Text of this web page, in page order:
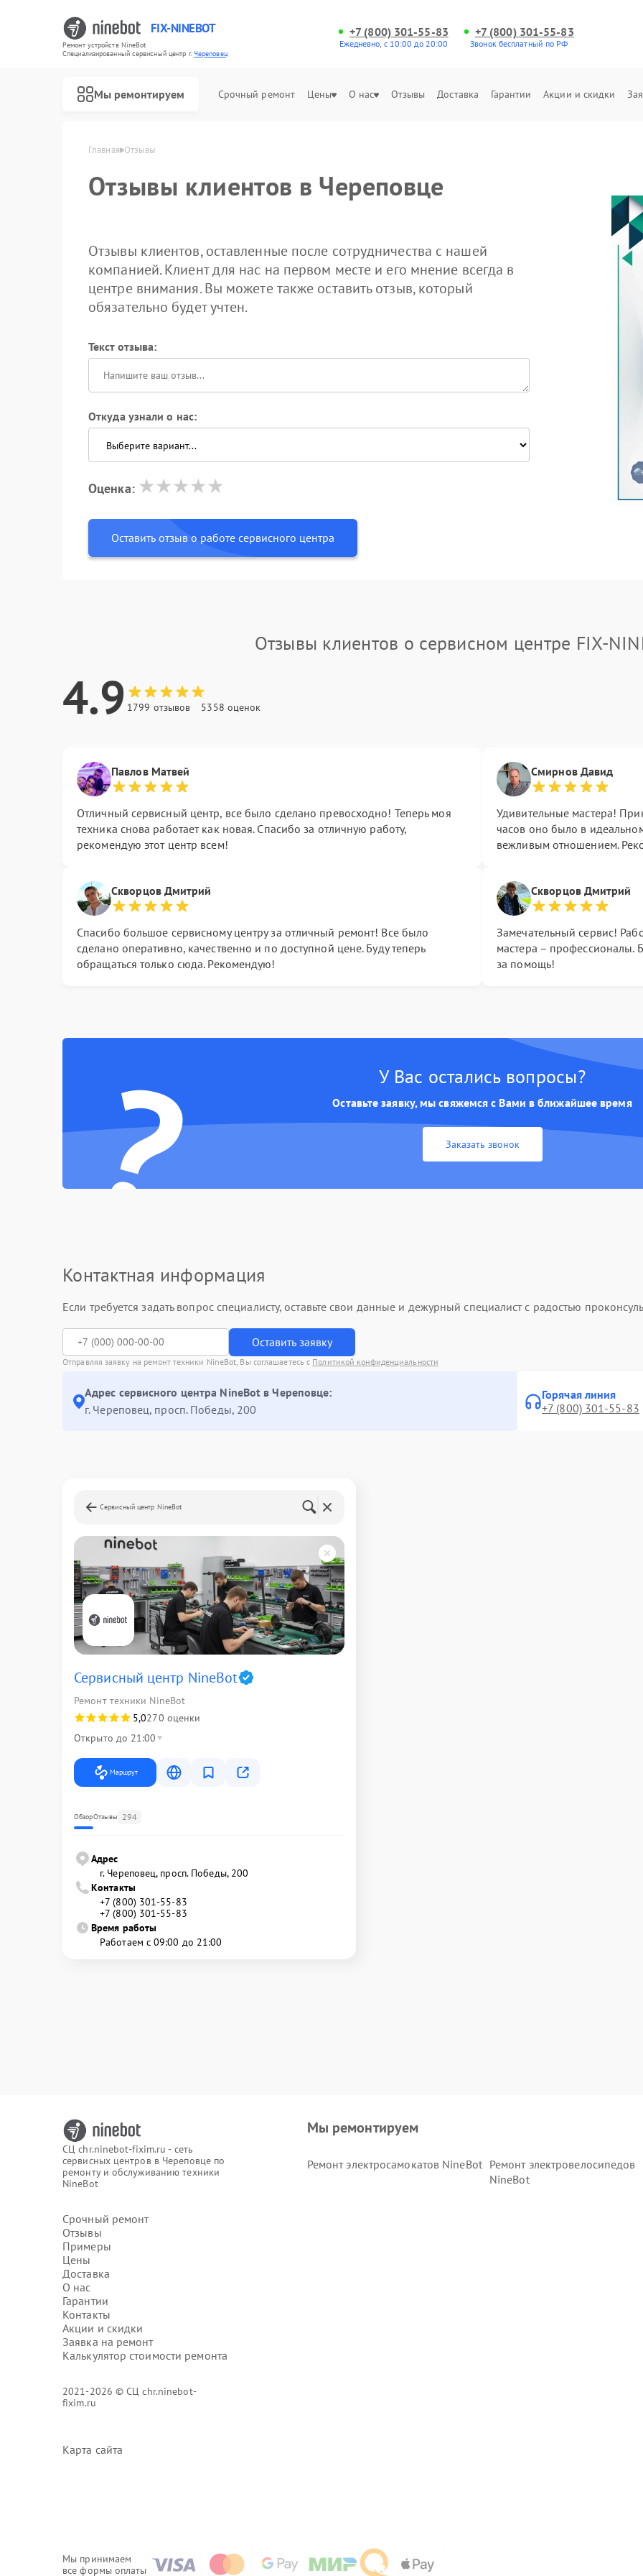
FIX-NINEBOT
Ремонт устройств NineBot
Специализированный cервисный центр г.Череповец
+7 (800) 301-55-83
Ежедневно, с 10:00 до 20:00
+7 (800) 301-55-83
Звонок бесплатный по РФ
Мы ремонтируем Срочный ремонт Цены О нас Отзывы Доставка Гарантии Акции и скидки
Главная Отзывы
Отзывы клиентов в Череповце
Отзывы клиентов, оставленные после сотрудничества с нашей
компанией. Клиент для нас на первом месте и его мнение всегда в
центре внимания. Вы можете также оставить отзыв, который
обязательно будет учтен.
Текст отзыва:
Откуда узнали о нас:
Оценка:
Оставить отзыв о работе сервисного центра
Отзывы клиентов о сервисном центре FIX-
4.9 1799 отзывов 5358 оценок
Павлов Матвей
Отличный сервисный центр, все было сделано превосходно! Теперь моя
техника снова работает как новая. Спасибо за отличную работу,
рекомендую этот центр всем!
Смирнов Давид
Удивительные мастера!
часов оно было в
вежливым отношением.
Скворцов Дмитрий
Спасибо большое сервисному центру за отличный ремонт! Все было
сделано оперативно, качественно и по доступной цене. Буду теперь
обращаться только сюда. Рекомендую!
Скворцов Дмитрий
Замечательный сервис!
мастера – профессионалы.
за помощь!
? У Вас остались вопросы?
Оставьте заявку, мы свяжемся с Вами в ближайшее время
Заказать звонок
Контактная информация
Если требуется задать вопрос специалисту, оставьте свои данные и дежурный специалист с радостью
Оставить заявку
Отправляя заявку на ремонт техники NineBot, Вы соглашаетесь с Политикой конфиденциальности
Адрес сервисного центра NineBot в Череповце:
г. Череповец, просп. Победы, 200
Горячая линия
+7 (800) 301-55-83
Сервисный центр NineBot
Сервисный центр NineBot
Ремонт техники NineBot
5,0270 оценки
Открыто до 21:00
Маршрут
ОбзорОтзывы 294
Адрес
г. Череповец, просп. Победы, 200
Контакты
+7 (800) 301-55-83
+7 (800) 301-55-83
Время работы
Работаем с 09:00 до 21:00
СЦ chr.ninebot-fixim.ru - сеть
сервисных центров в Череповце по
ремонту и обслуживанию техники
NineBot
Срочный ремонт
Отзывы
Примеры
Цены
Доставка
О нас
Гарантии
Контакты
Акции и скидки
Заявка на ремонт
Калькулятор стоимости ремонта
2021-2026 © СЦ chr.ninebot-
fixim.ru
Карта сайта
Мы принимаем
все формы оплаты
Мы ремонтируем
Ремонт электросамокатов NineBot Ремонт электровелосипедов
NineBot